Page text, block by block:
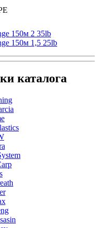
150м 2 35lb
150м 1,5 25lb
каталога